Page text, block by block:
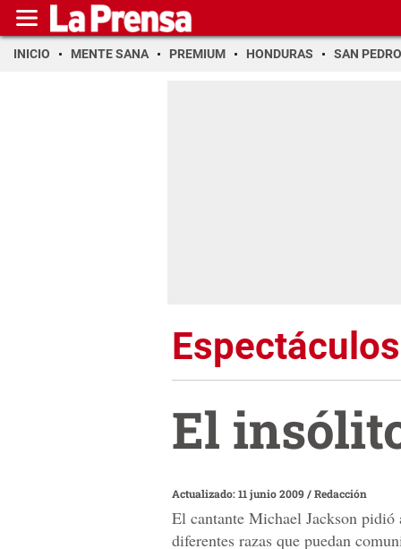
INICIO MENTE SANA PREMIUM HONDURAS SAN PEDRO
Espectáculos
El
Actualizado: 11 junio 2009/Redacción
El cantante Michael Jackson pidió
diferentes razas que puedan